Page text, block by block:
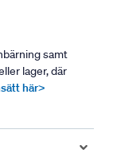
samt
lager, där
här>